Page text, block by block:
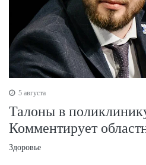
5 августа
Талоны в
Комментирует
Здоровье